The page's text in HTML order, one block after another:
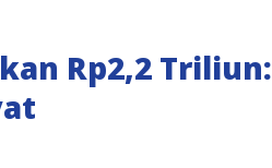
Rp2,2 Triliun: